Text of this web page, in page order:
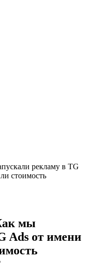
рекламу в TG
стоимость
мы
Ads от имени